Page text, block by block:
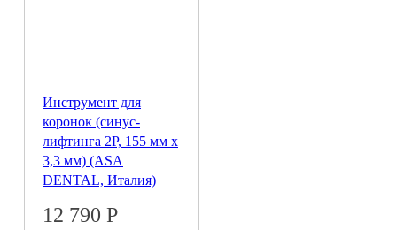
Инструмент для
коронок (синус-
лифтинга 2P, 155 мм х
3,3 мм) (ASA
DENTAL, Италия)
12 790 Р